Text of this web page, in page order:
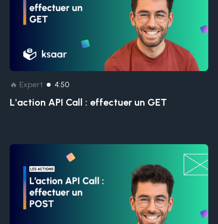
🔥 Expert 4:50
L'action API Call : effectuer un GET